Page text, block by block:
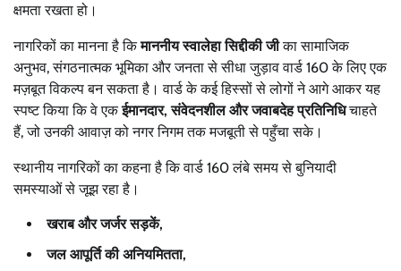
क्षमता रखता हो।
नागरिकों का मानना है किमाननीय स्वालेहा सिद्दीकी जीका सामाजिक
अनुभव, संगठनात्मक भूमिका और जनता से सीधा जुड़ाव वार्ड 160 के लिए एक
मज़बूत विकल्प बन सकता है। वार्ड के कई हिस्सों से लोगों ने आगे आकर यह
स्पष्ट किया कि वे एकईमानदार, संवेदनशील और जवाबदेह प्रतिनिधिचाहते
हैं, जो उनकी आवाज़ को नगर निगम तक मजबूती से पहुँचा सके।
स्थानीय नागरिकों का कहना है कि वार्ड 160 लंबे समय से बुनियादी
समस्याओं से जूझ रहा है।
खराब और जर्जर सड़कें,
जल आपूर्ति की अनियमितता,